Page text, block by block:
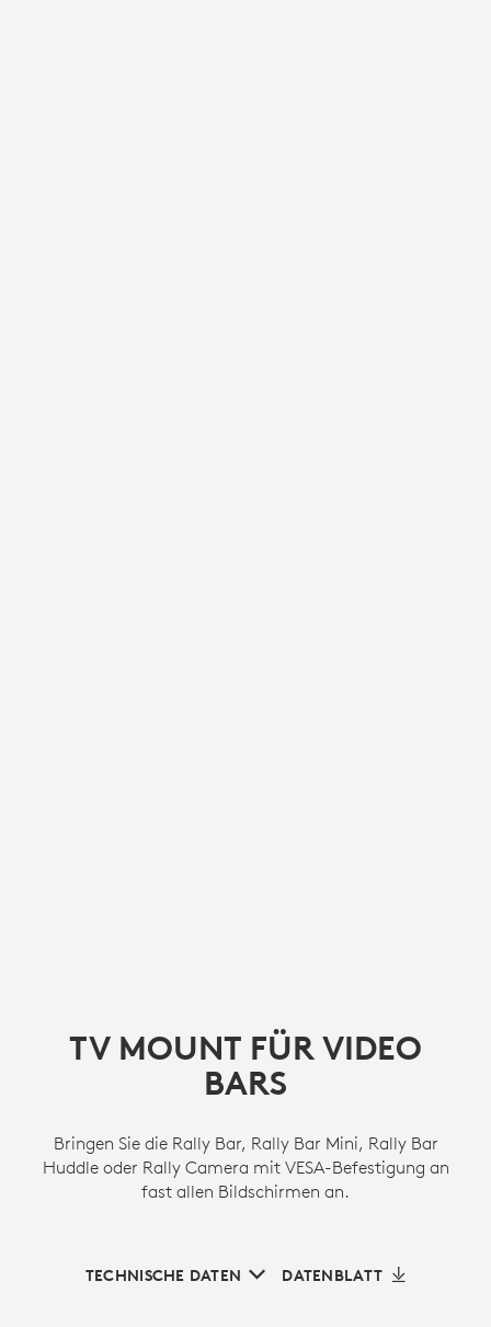
TV MOUNT FÜR VIDEO
BARS
Bringen Sie die Rally Bar, Rally Bar Mini, Rally Bar
Huddle oder Rally Camera mit VESA-Befestigung an
fast allen Bildschirmen an.
TECHNISCHE DATEN DATENBLATT